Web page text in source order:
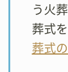
う火
葬式
葬式